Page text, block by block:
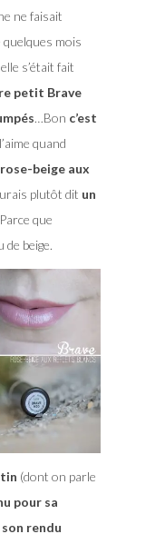
ne faisait
mois
s’était fait
petit Brave
…Bon c’est
quand
rose-beige aux
plutôt dit un
que
beige.
(dont on parle
pour sa
son rendu